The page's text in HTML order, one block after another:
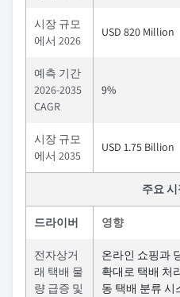
시장 규모
에서 2026
USD 820 Million
예측 기간
2026-2035
CAGR
9%
시장 규모
에서 2035
USD 1.75 Billion
주요
드라이버 영향
전자상거
래 택배 물
량 급증 및
온라인 쇼핑과
확대로 택배 처
동 택배 분류